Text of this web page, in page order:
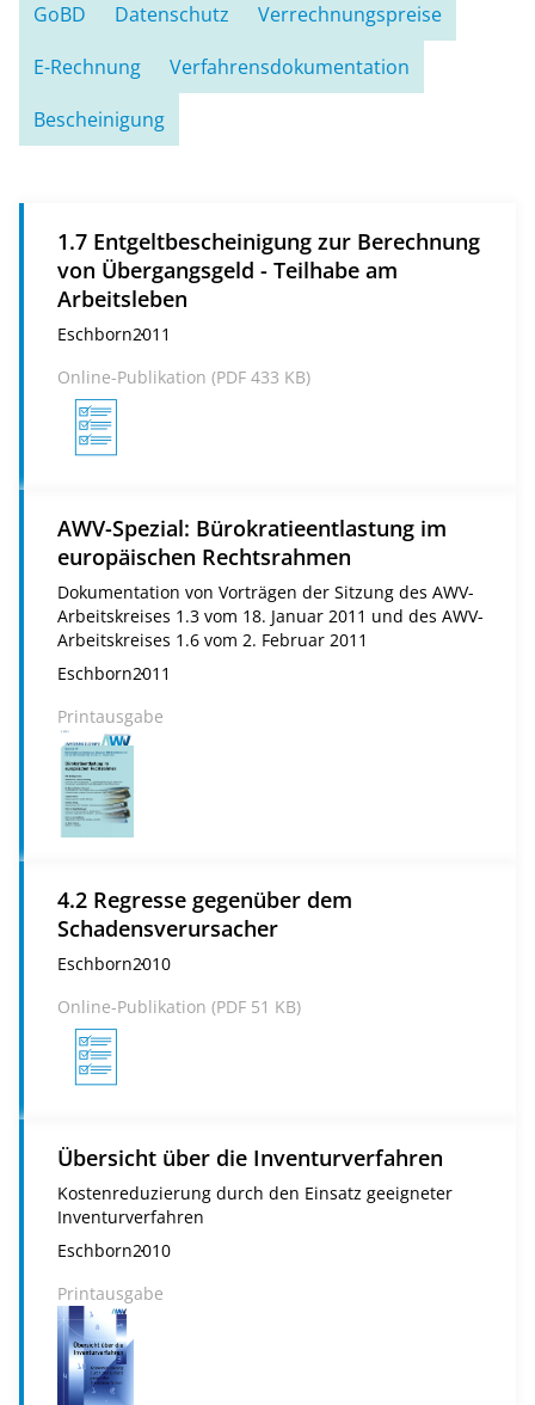
GoBD Datenschutz
Verrechnungspreise
E-Rechnung
Verfahrensdokumentation
Bescheinigung
1.7 Entgeltbescheinigung zur Berechnung
von Übergangsgeld - Teilhabe am
Arbeitsleben
Eschborn2011
Online-Publikation (PDF 433 KB)
AWV-Spezial: Bürokratieentlastung im
europäischen Rechtsrahmen
Dokumentation von Vorträgen der Sitzung des AWV-
Arbeitskreises 1.3 vom 18. Januar 2011 und des AWV-
Arbeitskreises 1.6 vom 2. Februar 2011
Eschborn2011
Printausgabe
4.2 Regresse gegenüber dem
Schadensverursacher
Eschborn2010
Online-Publikation (PDF 51 KB)
Übersicht über die Inventurverfahren
Kostenreduzierung durch den Einsatz geeigneter
Inventurverfahren
Eschborn2010
Printausgabe